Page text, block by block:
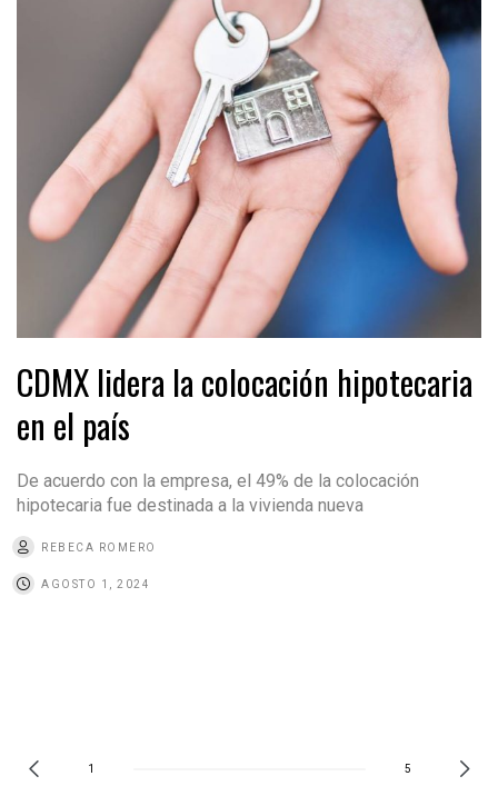
CDMX lidera la colocación hipotecaria
en el país
De acuerdo con la empresa, el 49% de la colocación
hipotecaria fue destinada a la vivienda nueva
REBECA ROMERO
AGOSTO 1, 2024
1 5